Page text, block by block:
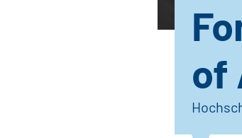
of